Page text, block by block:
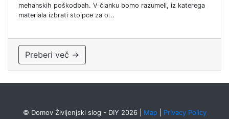
mehanskih poškodbah. V članku bomo razumeli, iz katerega
materiala izbrati stolpce za o...
Preberi več →
© Domov Življenjski slog - DIY 2026| Map| Privacy Policy